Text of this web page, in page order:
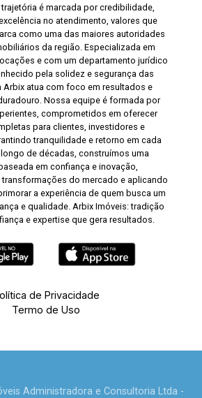
é marcada por credibilidade,
no atendimento, valores que
como uma das maiores autoridades
da região. Especializada em
e com um departamento jurídico
pela solidez e segurança das
Arbix atua com foco em resultados e
Nossa equipe é formada por
comprometidos em oferecer
para clientes, investidores e
tranquilidade e retorno em cada
de décadas, construímos uma
em confiança e inovação,
do mercado e aplicando
a experiência de quem busca um
e qualidade. Arbix Imóveis: tradição
e expertise que gera resultados.
de Privacidade
Termo de Uso
Administradora e Consultoria Ltda -